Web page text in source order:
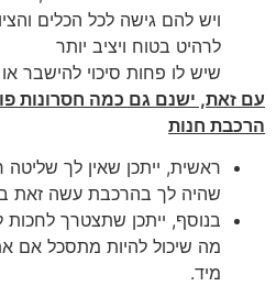
ויש להם גישה לכל הכלים
לרהיט בטוח ויציב יותר
שיש לו פחות סיכוי להישבר
עם זאת, ישנם גם כמה חסרונות
הרכבת חנות
ראשית, ייתכן שאין לך
שהיה לך בהרכבת עשה זאת
בנוסף, ייתכן שתצטרך
מה שיכול להיות מתסכל אם
מיד.